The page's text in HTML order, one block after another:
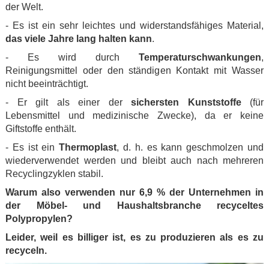
der Welt.
- Es ist ein sehr leichtes und widerstandsfähiges Material,
das viele Jahre lang halten kann.
- Es wird durch Temperaturschwankungen,
Reinigungsmittel oder den ständigen Kontakt mit Wasser
nicht beeinträchtigt.
- Er gilt als einer der sichersten Kunststoffe(für
Lebensmittel und medizinische Zwecke), da er keine
Giftstoffe enthält.
- Es ist einThermoplast, d. h. es kann geschmolzen und
wiederverwendet werden und bleibt auch nach mehreren
Recyclingzyklen stabil.
Warum also verwenden nur 6,9 % der Unternehmen in
der Möbel- und Haushaltsbranche recyceltes
Polypropylen?
Leider, weil es billiger ist, es zu produzieren als es zu
recyceln.